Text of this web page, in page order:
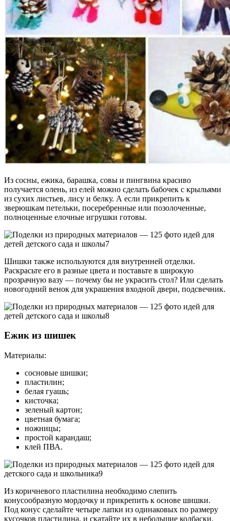
Из сосны, ежика, барашка, совы и пингвина красиво
получается олень, из елей можно сделать бабочек с крыльями
из сухих листьев, лису и белку. А если прикрепить к
зверюшкам петельки, посеребренные или позолоченные,
полноценные елочные игрушки готовы.
Шишки также используются для внутренней отделки.
Раскрасьте его в разные цвета и поставьте в широкую
прозрачную вазу — почему бы не украсить стол? Или сделать
новогодний венок для украшения входной двери, подсвечник.
Ежик из шишек
Материалы:
сосновые шишки;
пластилин;
белая гуашь;
кисточка;
зеленый картон;
цветная бумага;
ножницы;
простой карандаш;
клей ПВА.
Из коричневого пластилина необходимо слепить
конусообразную мордочку и прикрепить к основе шишки.
Под конус сделайте четыре лапки из одинаковых по размеру
кусочков пластилина, и скатайте их в небольшие колбаски.